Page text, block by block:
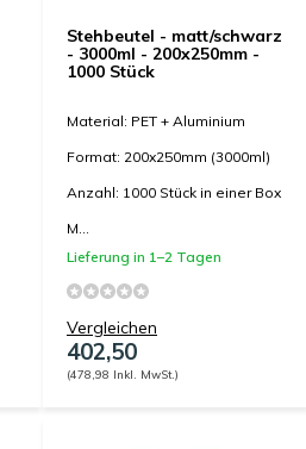
Stehbeutel - matt/schwarz
- 3000ml - 200x250mm -
1000 Stück
Material: PET + Aluminium
Format: 200x250mm (3000ml)
Anzahl: 1000 Stück in einer Box
M...
Lieferung in 1–2 Tagen
Vergleichen
402,50
(478,98 Inkl. MwSt.)